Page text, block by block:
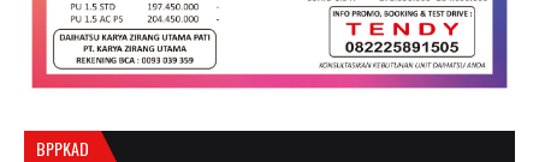
BPPKAD